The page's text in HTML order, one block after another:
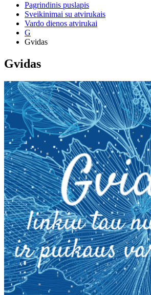
Pagrindinis puslapis
Sveikinimai su atvirukais
Vardo dienos atvirukai
G
Gvidas
Gvidas